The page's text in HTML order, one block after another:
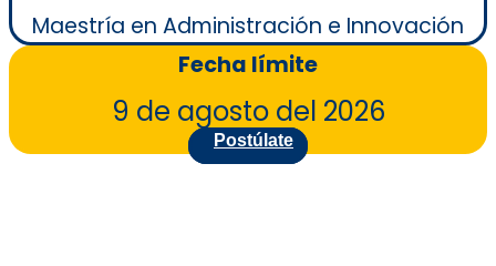
Maestría en Administración e Innovación
Fecha límite
9 de agosto del 2026
Postúlate